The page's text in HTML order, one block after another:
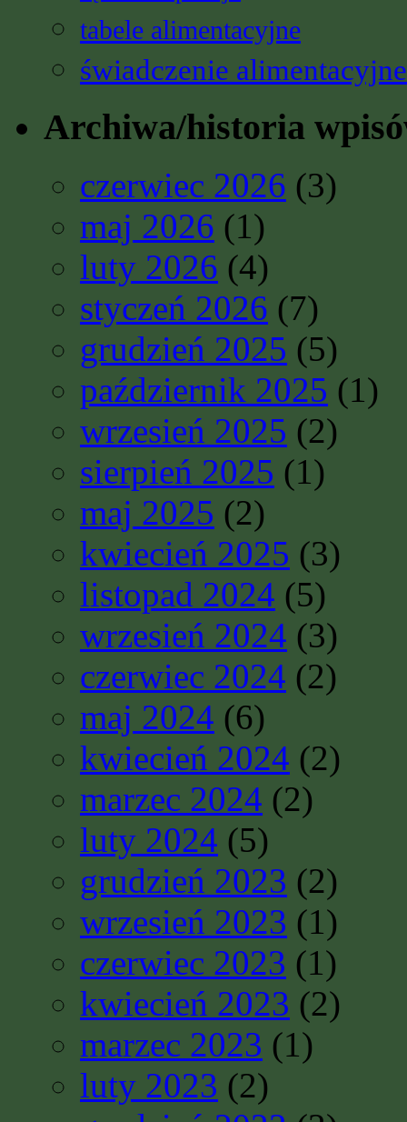
tabele alimentacyjne
świadczenie alimentacyjne
Archiwa/historia
czerwiec 2026 (3)
maj 2026 (1)
luty 2026 (4)
styczeń 2026 (7)
grudzień 2025 (5)
październik 2025 (1)
wrzesień 2025 (2)
sierpień 2025 (1)
maj 2025 (2)
kwiecień 2025 (3)
listopad 2024 (5)
wrzesień 2024 (3)
czerwiec 2024 (2)
maj 2024 (6)
kwiecień 2024 (2)
marzec 2024 (2)
luty 2024 (5)
grudzień 2023 (2)
wrzesień 2023 (1)
czerwiec 2023 (1)
kwiecień 2023 (2)
marzec 2023 (1)
luty 2023 (2)